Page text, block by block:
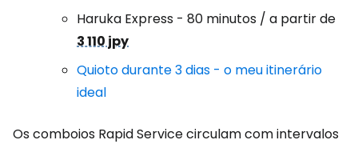
Haruka Express - 80 minutos / a partir de
3 110 jpy
Quioto durante 3 dias - o meu itinerário
ideal
Os comboios Rapid Service circulam com intervalos